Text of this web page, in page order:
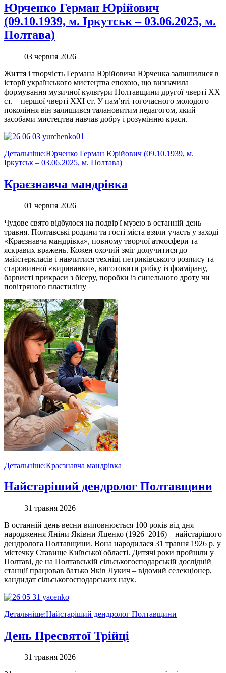
Юрченко Герман Юрійович
(09.10.1939, м. Іркутськ – 03.06.2025, м.
Полтава)
03 червня 2026
Життя і творчість Германа Юрійовича Юрченка залишилися в
історії українського мистецтва епохою, що визначила
формування музичної культури Полтавщини другої чверті ХХ
ст. – першої чверті ХХІ ст. У пам’яті тогочасного молодого
покоління він залишився талановитим педагогом, який
засобами мистецтва навчав добру і розумінню краси.
Детальніше:Юрченко Герман Юрійович (09.10.1939, м.
Іркутськ – 03.06.2025, м. Полтава)
Краєзнавча мандрівка
01 червня 2026
Чудове свято відбулося на подвір'ї музею в останній день
травня. Полтавські родини та гості міста взяли участь у заході
«Краєзнавча мандрівка», повному творчої атмосфери та
яскравих вражень. Кожен охочий зміг долучитися до
майстеркласів і навчитися техніці петриківського розпису та
старовинної «вириванки», виготовити рибку із фоамірану,
барвисті прикраси з бісеру, поробки із синельного дроту чи
повітряного пластиліну
Детальніше:Краєзнавча мандрівка
Найстаріший дендролог Полтавщини
31 травня 2026
В останній день весни виповнюється 100 років від дня
народження Яніни Яківни Яценко (1926–2016) – найстарішого
дендролога Полтавщини. Вона народилася 31 травня 1926 р. у
містечку Ставище Київської області. Дитячі роки пройшли у
Полтаві, де на Полтавській сільськогосподарській дослідній
станції працював батько Яків Лукич – відомий селекціонер,
кандидат сільськогосподарських наук.
Детальніше:Найстаріший дендролог Полтавщини
День Пресвятої Трійці
31 травня 2026